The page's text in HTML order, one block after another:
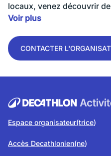
locaux, venez découvrir
Voir plus
CONTACTER
Espace organisateur(trice)
Accès Decathlonien(ne)